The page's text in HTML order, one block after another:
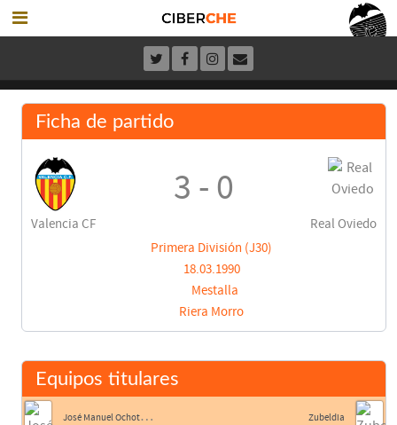
Ficha de partido
Valencia CF
3 - 0
Real Oviedo
Primera División (J30)
18.03.1990
Mestalla
Riera Morro
Equipos titulares
J
osé Manuel Ochotorena Zubeldia